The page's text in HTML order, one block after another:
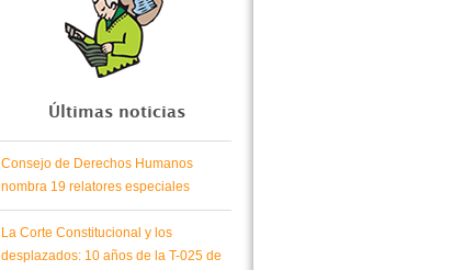
Últimas noticias
Consejo de Derechos Humanos
nombra 19 relatores especiales
La Corte Constitucional y los
desplazados: 10 años de la T-025 de